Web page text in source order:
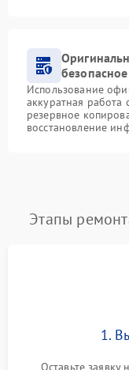
Использование
аккуратная работа
резервное
восстановление
Этапы
1.
Оставьте